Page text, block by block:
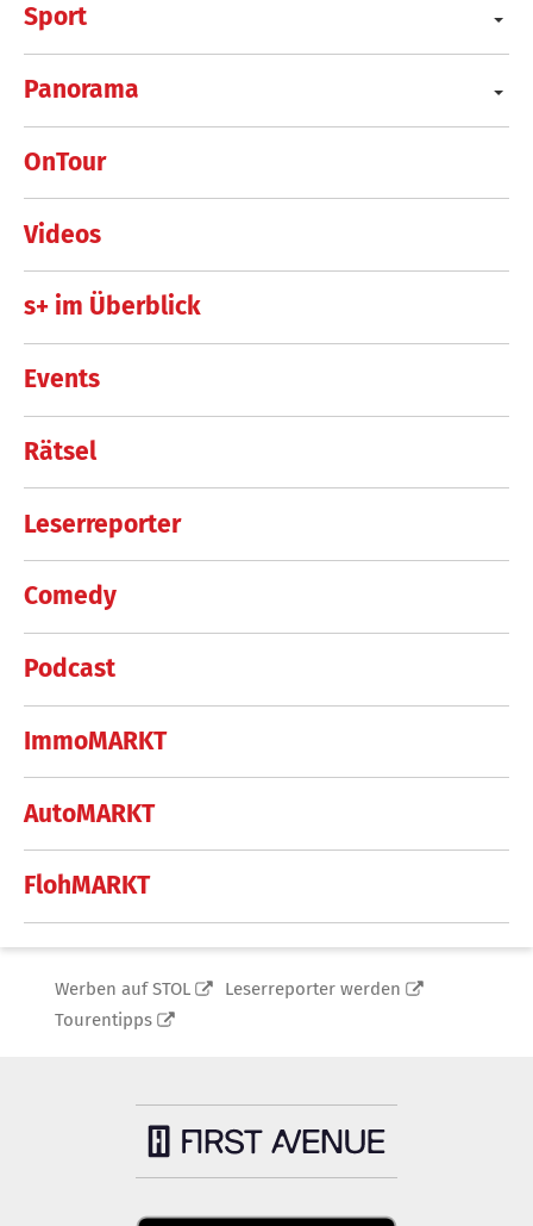
Sport
Panorama
OnTour
Videos
s+ im Überblick
Events
Rätsel
Leserreporter
Comedy
Podcast
ImmoMARKT
AutoMARKT
FlohMARKT
Werben auf STOL
Leserreporter werden
Tourentipps